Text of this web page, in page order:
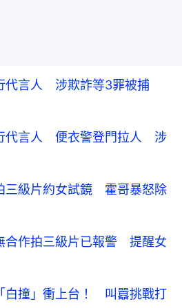
代言人 涉欺詐等3罪被捕
代言人 便衣警登門拉人 涉
三級片約女試鏡 霍哥暴怒除
合作拍三級片已報警 提醒女
白撞」衝上台！ 叫囂挑戰打